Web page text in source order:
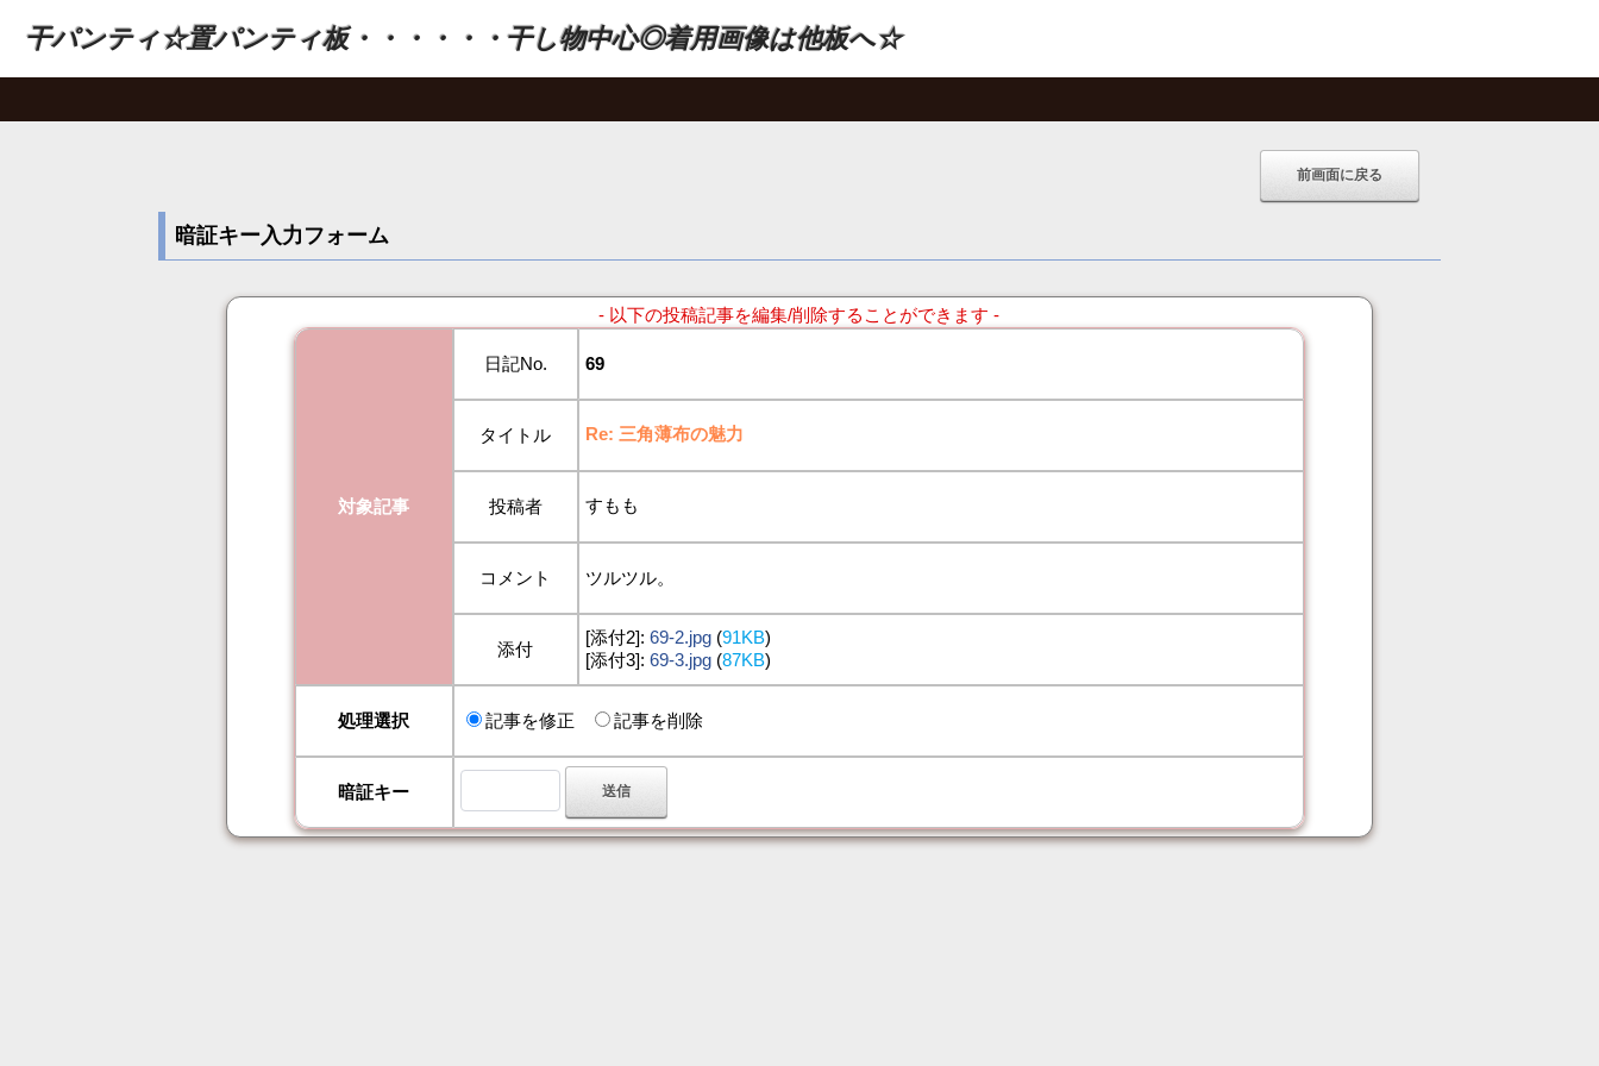
干パンティ☆置パンティ板・・・・・・干し物中心◎着用画像は他板へ☆
暗証キー入力フォーム
- 以下の投稿記事を編集/削除することができます -
対象記事
日記No. 69
タイトル Re: 三角薄布の魅力
投稿者 すもも
コメント ツルツル。
添付
[添付2]: 69-2.jpg(91KB)
[添付3]: 69-3.jpg(87KB)
処理選択 記事を修正 記事を削除
暗証キー